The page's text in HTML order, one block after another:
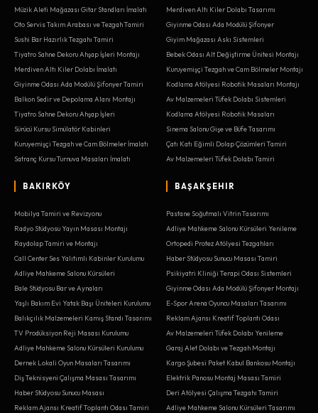
Müzik Aleti Mağazası Gitar Standları İmalatı
Oto Servis Takım Arabası ve Tezgah Tamiri
Sushi Bar Hazırlık Tezgahı Tamiri
Tiyatro Sahne Dekoru Ahşap İşleri Montajı
Merdiven Altı Kiler Dolabı İmalatı
Giyinme Odası Ada Modülü Şifonyer Tamiri
Balkon Sedir ve Depolama Alanı Montajı
Tiyatro Sahne Dekoru Ahşap İşleri
Sürücü Kursu Simülatör Kabinleri
Kuruyemişçi Tezgah ve Cam Bölmeler İmalatı
Satranç Kursu Turnuva Masaları İmalatı
Merdiven Altı Kiler Dolabı Tasarımı
Giyinme Odası Ada Modülü Şifonyer
Giyim Mağazası Askı Sistemleri
Bebek Odası Alt Değiştirme Ünitesi Montajı
Kuruyemişçi Tezgah ve Cam Bölmeler Montajı
Kodlama Atölyesi Robotik Masaları Montajı
Av Malzemeleri Tüfek Dolabı Sistemleri
Kodlama Atölyesi Robotik Masaları
Sinema Salonu Gişe ve Büfe Tasarımı
Çatı Katı Eğimli Dolap Çözümleri Tamiri
Av Malzemeleri Tüfek Dolabı Tamiri
BAKIRKÖY
Mobilya Tamiri ve Revizyonu
Radyo Stüdyosu Yayın Masası Montajı
Raydolap Tamiri ve Montajı
Call Center Ses Yalıtımlı Kabinler Kurulumu
Adliye Mahkeme Salonu Kürsüleri
Bale Stüdyosu Bar ve Aynaları
Yaşlı Bakım Evi Yatak Başı Üniteleri Kurulumu
Balıkçılık Malzemeleri Kamış Standı Tasarımı
TV Prodüksiyon Reji Masası Kurulumu
Adliye Mahkeme Salonu Kürsüleri Kurulumu
Dernek Lokali Oyun Masaları Tasarımı
Diş Teknisyeni Çalışma Masası Tasarımı
Haber Stüdyosu Sunucu Masası
Reklam Ajansı Kreatif Toplantı Odası Tamiri
BAŞAKŞEHIR
Pastane Soğutmalı Vitrin Tasarımı
Adliye Mahkeme Salonu Kürsüleri Yenileme
Ortopedi Protez Atölyesi Tezgahları
Haber Stüdyosu Sunucu Masası Tamiri
Psikiyatri Kliniği Terapi Odası Sistemleri
Giyinme Odası Ada Modülü Şifonyer Montajı
E-Spor Arena Oyuncu Masaları Tasarımı
Reklam Ajansı Kreatif Toplantı Odası
Av Malzemeleri Tüfek Dolabı Yenileme
Garaj Alet Dolabı ve Tezgah Montajı
Kargo Şubesi Paket Kabul Bankosu Montajı
Elektrik Panosu Montaj Masası Tamiri
Deri Atölyesi Çalışma Tezgahı Tamiri
Adliye Mahkeme Salonu Kürsüleri Tasarımı